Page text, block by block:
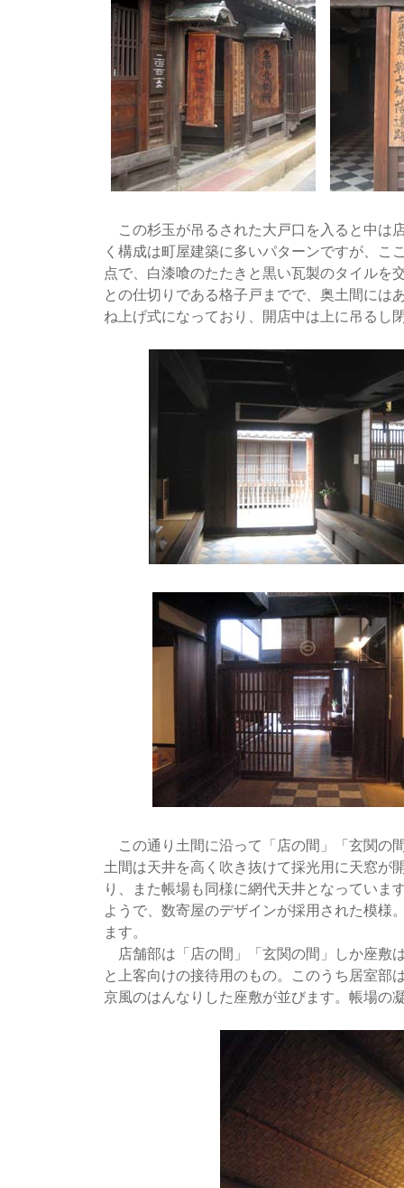
この杉玉が吊るされた大戸口を入ると中は
く構成は町屋建築に多いパターンですが、こ
点で、白漆喰のたたきと黒い瓦製のタイルを
との仕切りである格子戸までで、奥土間には
ね上げ式になっており、開店中は上に吊るし
この通り土間に沿って「店の間」「玄関の
土間は天井を高く吹き抜けて採光用に天窓が
り、また帳場も同様に網代天井となっていま
ようで、数寄屋のデザインが採用された模様
ます。
店舗部は「店の間」「玄関の間」しか座敷
と上客向けの接待用のもの。このうち居室部
京風のはんなりした座敷が並びます。帳場の